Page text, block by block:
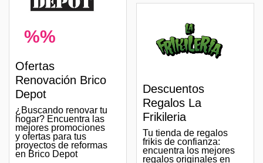
%%
Ofertas
Renovación Brico
Depot
¿Buscando renovar tu
hogar? Encuentra las
mejores promociones
y ofertas para tus
proyectos de reformas
en Brico Depot
Descuentos
Regalos La
Frikileria
Tu tienda de regalos
frikis de confianza:
encuentra los mejores
regalos originales en